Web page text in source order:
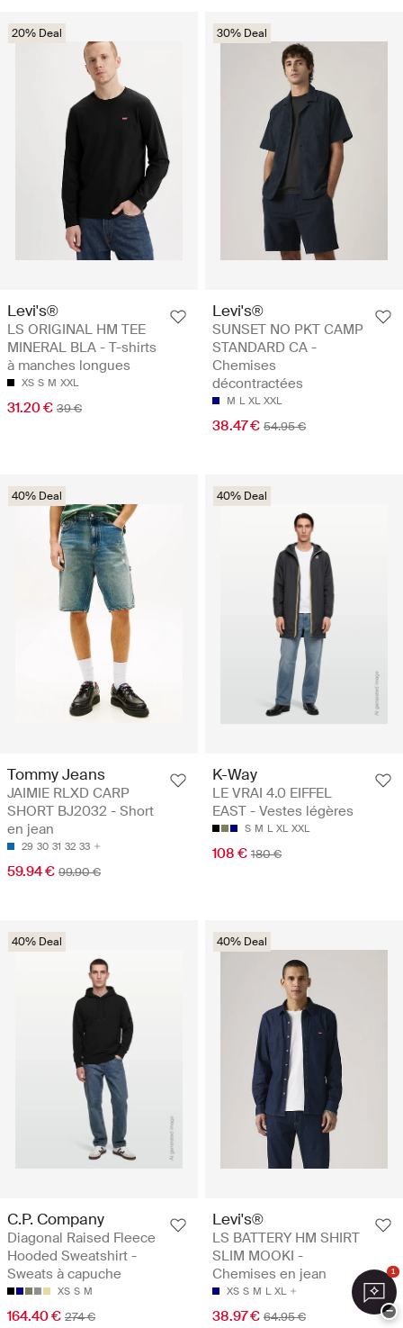
20% Deal
Levi's®
LS ORIGINAL HM TEE
MINERAL BLA - T-shirts
à manches longues
XS S M XXL
31.20 € 39 €
30% Deal
Levi's®
SUNSET NO PKT CAMP
STANDARD CA -
Chemises
décontractées
M L XL XXL
38.47 € 54.95 €
40% Deal
Tommy Jeans
JAIMIE RLXD CARP
SHORT BJ2032 - Short
en jean
29 30 31 32 33
59.94 € 99.90 €
40% Deal
K-Way
LE VRAI 4.0 EIFFEL
EAST - Vestes légères
S M L XL XXL
108 € 180 €
40% Deal
C.P. Company
Diagonal Raised Fleece
Hooded Sweatshirt -
Sweats à capuche
XS S M
164.40 € 274 €
40% Deal
Levi's®
LS BATTERY HM SHIRT
SLIM MOOKI -
Chemises en jean
XS S M L XL
38.97 € 64.95 €
1
−